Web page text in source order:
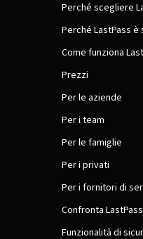
Perché scegliere
Perché LastPass è
Come funziona
Prezzi
Per le aziende
Per i team
Per le famiglie
Per i privati
Per i fornitori di
Confronta LastPass
Funzionalità di